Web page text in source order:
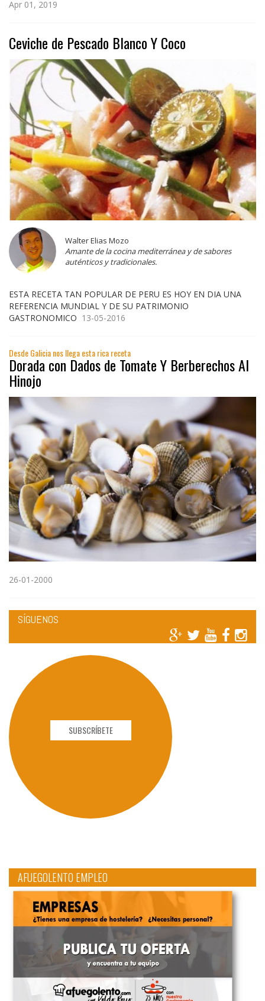
Apr 01, 2019
Ceviche de Pescado Blanco Y Coco
Walter Elias Mozo
Amante de la cocina mediterránea y de sabores
auténticos y tradicionales.
ESTA RECETA TAN POPULAR DE PERU ES HOY EN DIA UNA
REFERENCIA MUNDIAL Y DE SU PATRIMONIO
GASTRONOMICO 13-05-2016
Desde Galicia nos llega esta rica receta
Dorada con Dados de Tomate Y Berberechos Al
Hinojo
26-01-2000
SÍGUENOS
SUBSCRÍBETE
AFUEGOLENTO EMPLEO